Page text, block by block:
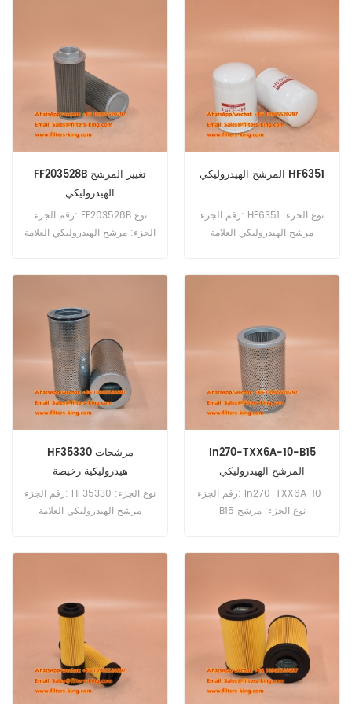
P176945 استخدام Palfinger
PA 17 T ، PK 15500 ، PK
16000 ، PK 16000L ، PK
17500 ، PK 21502 ، PK 7501 ،
PK 8080 ، PK 8501 KF.
FF203528B تغيير المرشح
الهيدروليكي
رقم الجزء: FF203528B نوع
الجزء: مرشح الهيدروليكي العلامة
المرشح الهيدروليكي HF6351
رقم الجزء: HF6351 نوع الجزء:
مرشح الهيدروليكي العلامة
HF35330 مرشحات
هيدروليكية رخيصة
رقم الجزء: HF35330 نوع الجزء:
مرشح الهيدروليكي العلامة
In270-TXX6A-10-B15
المرشح الهيدروليكي
رقم الجزء: In270-TXX6A-10-
B15 نوع الجزء: مرشح